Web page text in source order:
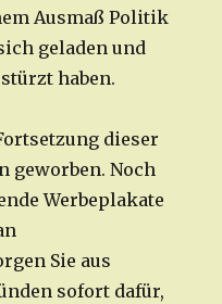
Ausmaß Politik
geladen und
haben.
dieser
geworben. Noch
Werbeplakate
Sie aus
sofort dafür,